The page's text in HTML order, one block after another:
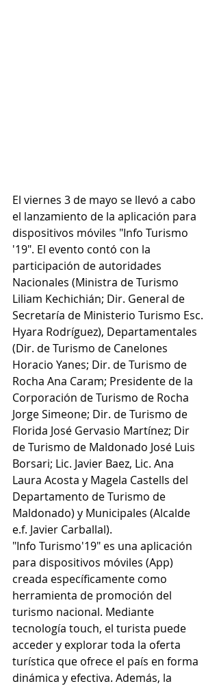
El viernes 3 de mayo se llevó a cabo
el lanzamiento de la aplicación para
dispositivos móviles "Info Turismo
'19". El evento contó con la
participación de autoridades
Nacionales (Ministra de Turismo
Liliam Kechichián; Dir. General de
Secretaría de Ministerio Turismo Esc.
Hyara Rodríguez), Departamentales
(Dir. de Turismo de Canelones
Horacio Yanes; Dir. de Turismo de
Rocha Ana Caram; Presidente de la
Corporación de Turismo de Rocha
Jorge Simeone; Dir. de Turismo de
Florida José Gervasio Martínez; Dir
de Turismo de Maldonado José Luis
Borsari; Lic. Javier Baez, Lic. Ana
Laura Acosta y Magela Castells del
Departamento de Turismo de
Maldonado) y Municipales (Alcalde
e.f. Javier Carballal).
"Info Turismo'19" es una aplicación
para dispositivos móviles (App)
creada específicamente como
herramienta de promoción del
turismo nacional. Mediante
tecnología touch, el turista puede
acceder y explorar toda la oferta
turística que ofrece el país en forma
dinámica y efectiva. Además, la